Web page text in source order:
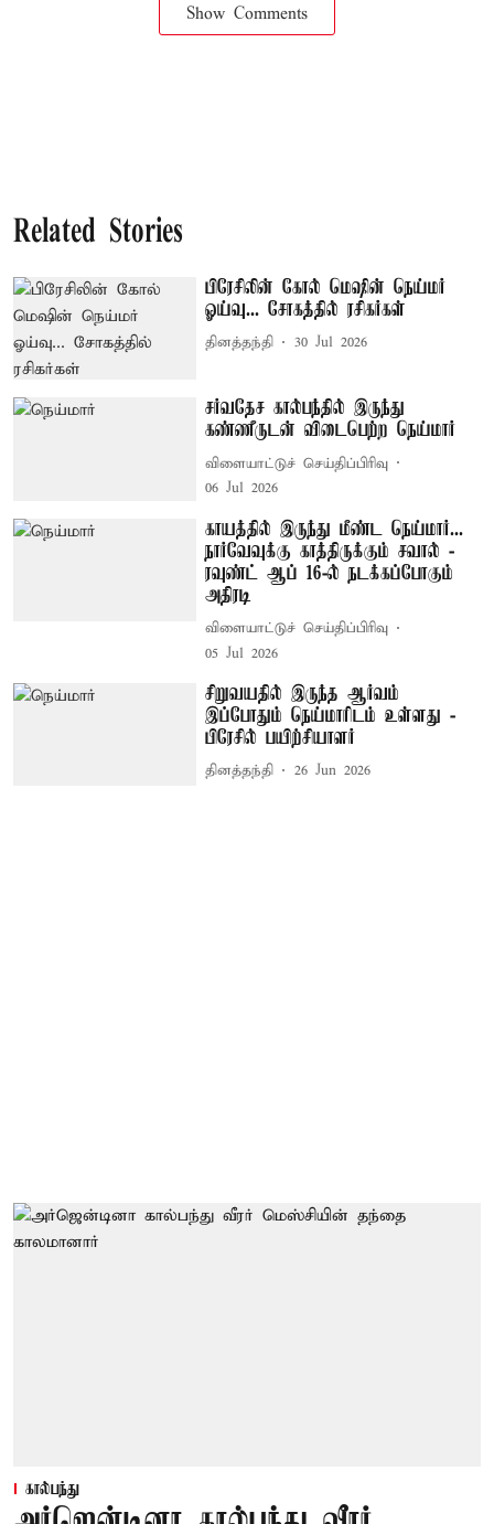
Show Comments
Related Stories
பிரேசிலின் கோல் மெஷின் நெய்மர்
ஓய்வு... சோகத்தில் ரசிகர்கள்
தினத்தந்தி 30 Jul 2026
சர்வதேச கால்பந்தில் இருந்து
கண்ணீருடன் விடைபெற்ற நெய்மார்
விளையாட்டுச் செய்திப்பிரிவு
06 Jul 2026
காயத்தில் இருந்து மீண்ட நெய்மார்...
நார்வேவுக்கு காத்திருக்கும் சவால் -
ரவுண்ட் ஆப் 16-ல் நடக்கப்போகும்
அதிரடி
விளையாட்டுச் செய்திப்பிரிவு
05 Jul 2026
சிறுவயதில் இருந்த ஆர்வம்
இப்போதும் நெய்மாரிடம் உள்ளது -
பிரேசில் பயிற்சியாளர்
தினத்தந்தி 26 Jun 2026
கால்பந்து